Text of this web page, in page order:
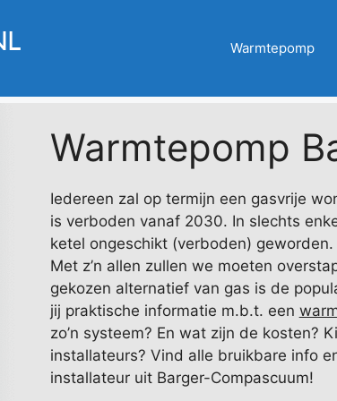
Warmtepomp
Warmtepomp
Iedereen zal op termijn een gasvrije
is verboden vanaf 2030. In slechts
ketel ongeschikt (verboden)
Met z’n allen zullen we moeten
gekozen alternatief van gas is de
jij praktische informatie m.b.t. een
zo’n systeem? En wat zijn de kosten?
installateurs? Vind alle bruikbare info
installateur uit Barger-Compascuum!